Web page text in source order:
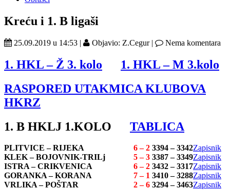
Kreću i 1. B ligaši
25.09.2019 u 14:53 | Objavio: Z.Cegur | Nema komentara
1. HKL – Ž 3. kolo
1. HKL – M 3.kolo
RASPORED UTAKMICA KLUBOVA
HKRZ
1. B HKLJ 1.KOLO TABLICA
PLITVICE – RIJEKA 6 – 2 3394 – 3342Zapisnik
KLEK – BOJOVNIK-TRILj
5 – 3 3387 – 3349Zapisnik
ISTRA – CRIKVENICA
6 – 2 3432 – 3317Zapisnik
GORANKA – KORANA
7 – 1 3410 – 3288Zapisnik
VRLIKA – POŠTAR
2 – 6 3294 – 3463Zapisnik